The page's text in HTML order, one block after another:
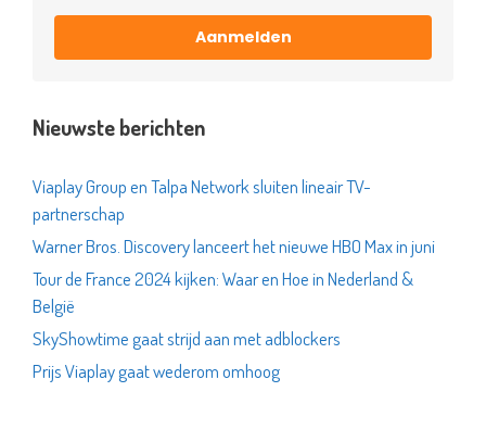
Aanmelden
Nieuwste berichten
Viaplay Group en Talpa Network sluiten lineair TV-
partnerschap
Warner Bros. Discovery lanceert het nieuwe HBO Max in juni
Tour de France 2024 kijken: Waar en Hoe in Nederland &
België
SkyShowtime gaat strijd aan met adblockers
Prijs Viaplay gaat wederom omhoog